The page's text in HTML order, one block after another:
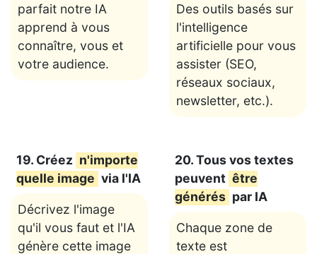
parfait notre IA
apprend à vous
connaître, vous et
votre audience.
Des outils basés sur
l'intelligence
artificielle pour vous
assister (SEO,
réseaux sociaux,
newsletter, etc.).
19. Créez n'importe
quelle image via l'IA
Décrivez l'image
qu'il vous faut et l'IA
génère cette image
20. Tous vos textes
peuvent être
générés par IA
Chaque zone de
texte est